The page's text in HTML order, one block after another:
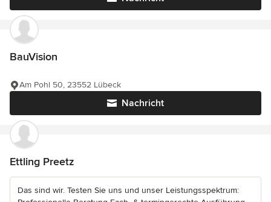
BauVision
Nachricht
Am Pohl 50, 23552 Lübeck
Ettling Preetz
Das sind wir. Testen Sie uns und unser Leistungsspektrum: